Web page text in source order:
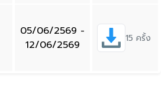
05/06/2569 -
12/06/2569
15 ครั้ง